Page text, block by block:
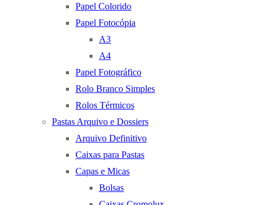
Papel Colorido
Papel Fotocópia
A3
A4
Papel Fotográfico
Rolo Branco Simples
Rolos Térmicos
Pastas Arquivo e Dossiers
Arquivo Definitivo
Caixas para Pastas
Capas e Micas
Bolsas